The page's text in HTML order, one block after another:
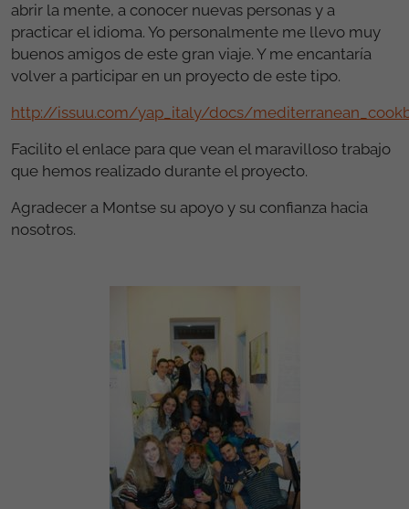
abrir la mente, a conocer nuevas personas y a
practicar el idioma. Yo personalmente me llevo muy
buenos amigos de este gran viaje. Y me encantaría
volver a participar en un proyecto de este tipo.
http://issuu.com/yap_italy/docs/
Facilito el enlace para que vean el maravilloso trabajo
que hemos realizado durante el proyecto.
Agradecer a Montse su apoyo y su confianza hacia
nosotros.